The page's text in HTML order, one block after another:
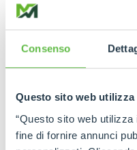
Consenso
Questo sito web utilizza
“Questo sito web
fine di fornire annunci
« Nous avons choisi
technologie et parce
un véhicule
responsable de la
-.Pour l'activité de
de disposer de